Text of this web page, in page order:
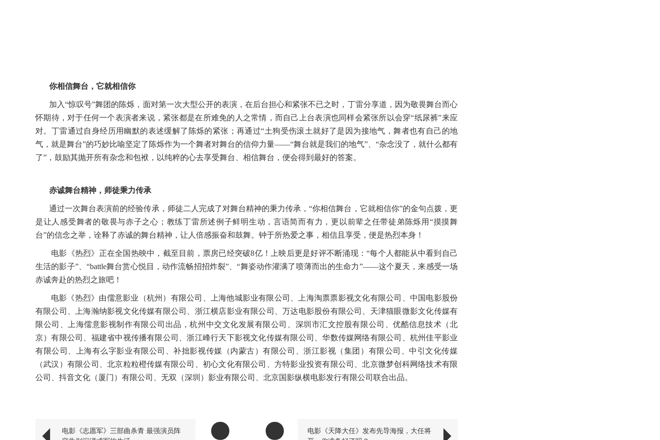
你相信舞台，它就相信你
加入“惊叹号”舞团的陈烁，面对第一次大型公开的表演，在后台担心和紧张不已之时，丁雷分享道，因为敬畏舞台而心
怀期待，对于任何一个表演者来说，紧张都是在所难免的人之常情，而自己上台表演也同样会紧张所以会穿“纸尿裤”来应
对。丁雷通过自身经历用幽默的表述缓解了陈烁的紧张；再通过“土狗受伤滚土就好了是因为接地气，舞者也有自己的地
气，就是舞台”的巧妙比喻坚定了陈烁作为一个舞者对舞台的信仰力量——“舞台就是我们的地气”、“杂念没了，就什么都有
了”，鼓励其抛开所有杂念和包袱，以纯粹的心去享受舞台、相信舞台，便会得到最好的答案。
赤诚舞台精神，师徒秉力传承
通过一次舞台表演前的经验传承，师徒二人完成了对舞台精神的秉力传承，“你相信舞台，它就相信你”的金句点拨，更
是让人感受舞者的敬畏与赤子之心；教练丁雷所述例子鲜明生动，言语简而有力，更以前辈之任带徒弟陈烁用“摸摸舞
台”的信念之举，诠释了赤诚的舞台精神，让人倍感振奋和鼓舞。钟于所热爱之事，相信且享受，便是热烈本身！
电影《热烈》正在全国热映中，截至目前，票房已经突破8亿！上映后更是好评不断涌现：“每个人都能从中看到自己
生活的影子”、“battle舞台赏心悦目，动作流畅招招炸裂”、“舞姿动作灌满了喷薄而出的生命力”——这个夏天，来感受一场
赤诚奔赴的热烈之旅吧！
电影《热烈》由儒意影业（杭州）有限公司、上海他城影业有限公司、上海淘票票影视文化有限公司、中国电影股份
有限公司、上海瀚纳影视文化传媒有限公司、浙江横店影业有限公司、万达电影股份有限公司、天津猫眼微影文化传媒有
限公司、上海儒意影视制作有限公司出品，杭州中交文化发展有限公司、深圳市汇文控股有限公司、优酷信息技术（北
京）有限公司、福建省中视传播有限公司、浙江峰行天下影视文化传媒有限公司、华数传媒网络有限公司、杭州佳平影业
有限公司、上海有么字影业有限公司、补拙影视传媒（内蒙古）有限公司、浙江影视（集团）有限公司、中引文化传媒
（武汉）有限公司、北京粒粒橙传媒有限公司、初心文化有限公司、方特影业投资有限公司、北京微梦创科网络技术有限
公司、抖音文化（厦门）有限公司
无双（深圳）影业有限公司、 北京国影纵横电影发行有限公司 联合出品。
电影《志愿军》三部曲杀青 最强演员阵
电影《天降大任》发布先导海报，大任将